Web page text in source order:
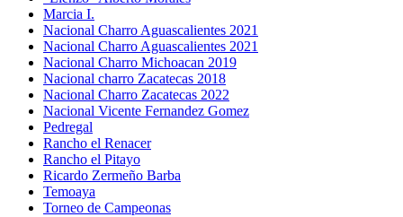
Marcia I.
Nacional Charro Aguascalientes 2021
Nacional Charro Aguascalientes 2021
Nacional Charro Michoacan 2019
Nacional charro Zacatecas 2018
Nacional Charro Zacatecas 2022
Nacional Vicente Fernandez Gomez
Pedregal
Rancho el Renacer
Rancho el Pitayo
Ricardo Zermeño Barba
Temoaya
Torneo de Campeonas